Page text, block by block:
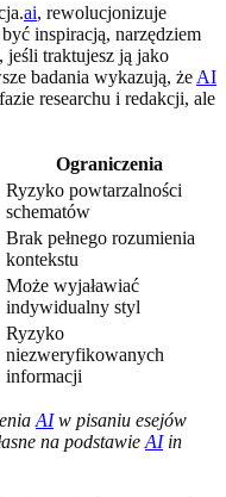
ai, rewolucjonizuje
inspiracją, narzędziem
jeśli traktujesz ją jako
badania wykazują, że AI
researchu i redakcji, ale
Ograniczenia
Ryzyko powtarzalności
schematów
Brak pełnego rozumienia
kontekstu
Może wyjaławiać
indywidualny styl
Ryzyko
niezweryfikowanych
informacji
AIw pisaniu esejów
na podstawie AIin